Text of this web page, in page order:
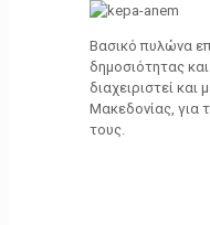
Βασικό πυλώνα
δημοσιότητας
διαχειριστεί
Μακεδονίας, για
τους.